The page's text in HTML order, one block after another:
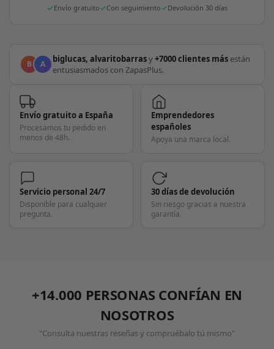
Envío gratuito Con seguimiento Devolución 30 días
B A biglucas, alvaritobarrasy+7000 clientes más están
entusiasmados con ZapasPlus.
Envío gratuito a España
Procesamos tu pedido en
menos de 48h.
Emprendedores
españoles
Apoya una marca local.
Servicio personal 24/7
Disponible para cualquier
pregunta.
30 días de devolución
Sin riesgo gracias a nuestra
garantía.
+14.000 PERSONAS CONFÍAN EN
NOSOTROS
"Consulta nuestras reseñas y compruébalo tú mismo"